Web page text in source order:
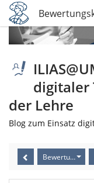
digitaler
der Lehre
Blog zum Einsatz